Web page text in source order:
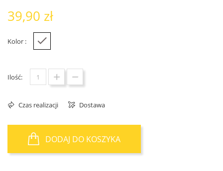
39,90 zł
Kolor :
Ilość:
Czas realizacji Dostawa
DODAJ DO KOSZYKA